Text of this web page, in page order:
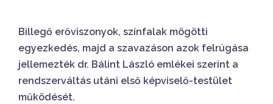
Billegő erőviszonyok, színfalak mögötti
egyezkedés, majd a szavazáson azok felrúgása
jellemezték dr. Bálint László emlékei szerint a
rendszerváltás utáni első képviselő-testület
működését.